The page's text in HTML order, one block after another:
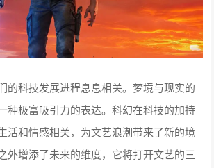
的科技发展进程息息相关。梦境与现实的
种极富吸引力的表达。科幻在科技的加持
活和情感相关，为文艺浪潮带来了新的境
外增添了未来的维度，它将打开文艺的三